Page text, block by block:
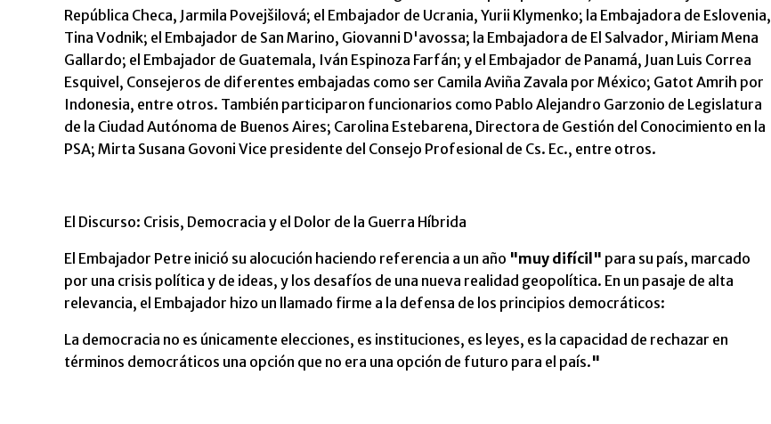
República Checa, Jarmila Povejšilová; el Embajador de Ucrania, Yurii Klymenko; la Embajadora de Eslovenia,
Tina Vodnik; el Embajador de San Marino, Giovanni D'avossa; la Embajadora de El Salvador, Miriam Mena
Gallardo; el Embajador de Guatemala, Iván Espinoza Farfán; y el Embajador de Panamá, Juan Luis Correa
Esquivel, Consejeros de diferentes embajadas como ser Camila Aviña Zavala por México; Gatot Amrih por
Indonesia, entre otros. También participaron funcionarios como Pablo Alejandro Garzonio de Legislatura
de la Ciudad Autónoma de Buenos Aires; Carolina Estebarena, Directora de Gestión del Conocimiento en la
PSA; Mirta Susana Govoni Vice presidente del Consejo Profesional de Cs. Ec., entre otros.
El Discurso: Crisis, Democracia y el Dolor de la Guerra Híbrida
El Embajador Petre inició su alocución haciendo referencia a un año "muy difícil" para su país, marcado
por una crisis política y de ideas, y los desafíos de una nueva realidad geopolítica. En un pasaje de alta
relevancia, el Embajador hizo un llamado firme a la defensa de los principios democráticos:
La democracia no es únicamente elecciones, es instituciones, es leyes, es la capacidad de rechazar en
términos democráticos una opción que no era una opción de futuro para el país."